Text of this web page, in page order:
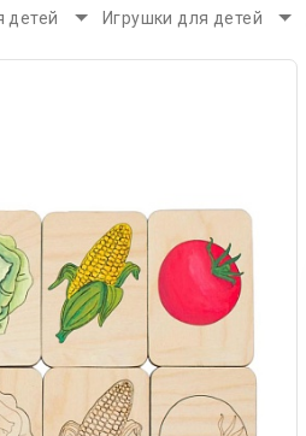
детей Игрушки для детей